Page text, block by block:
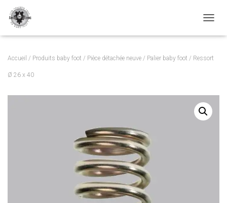
Accueil / Produits baby foot / Pièce détachée neuve / Palier baby foot / Ressort
Ø 26 x 40